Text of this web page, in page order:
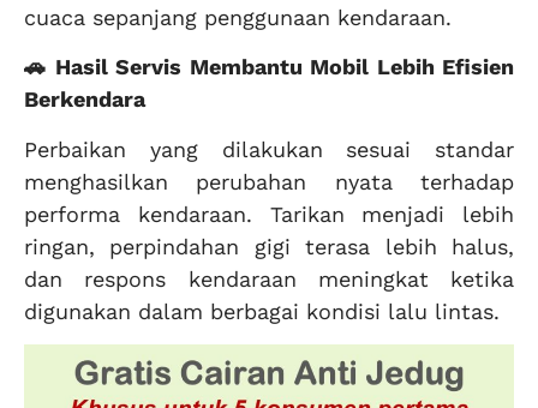
cuaca sepanjang penggunaan kendaraan.
🚗 Hasil Servis Membantu Mobil Lebih Efisien
Berkendara
Perbaikan yang dilakukan sesuai standar
menghasilkan perubahan nyata terhadap
performa kendaraan. Tarikan menjadi lebih
ringan, perpindahan gigi terasa lebih halus,
dan respons kendaraan meningkat ketika
digunakan dalam berbagai kondisi lalu lintas.